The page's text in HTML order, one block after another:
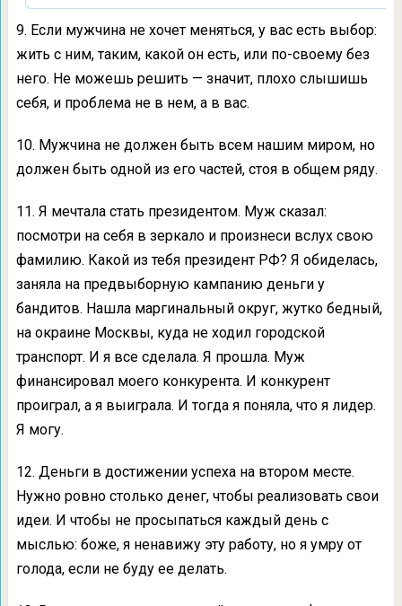
9. Если мужчина не хочет меняться, у вас есть выбор:
жить с ним, таким, какой он есть, или по-своему без
него. Не можешь решить — значит, плохо слышишь
себя, и проблема не в нем, а в вас.
10. Мужчина не должен быть всем нашим миром, но
должен быть одной из его частей, стоя в общем ряду.
11. Я мечтала стать президентом. Муж сказал:
посмотри на себя в зеркало и произнеси вслух свою
фамилию. Какой из тебя президент РФ? Я обиделась,
заняла на предвыборную кампанию деньги у
бандитов. Нашла маргинальный округ, жутко бедный,
на окраине Москвы, куда не ходил городской
транспорт. И я все сделала. Я прошла. Муж
финансировал моего конкурента. И конкурент
проиграл, а я выиграла. И тогда я поняла, что я лидер.
Я могу.
12. Деньги в достижении успеха на втором месте.
Нужно ровно столько денег, чтобы реализовать свои
идеи. И чтобы не просыпаться каждый день с
мыслью: боже, я ненавижу эту работу, но я умру от
голода, если не буду ее делать.